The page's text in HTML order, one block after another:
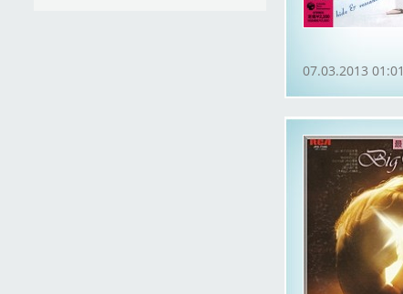
07.03.2013 01:01